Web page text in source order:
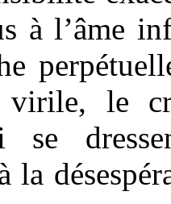
à l’âme
virile, le
se
la